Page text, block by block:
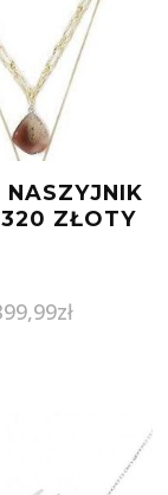
NASZYJNIK
ZŁOTY
zł